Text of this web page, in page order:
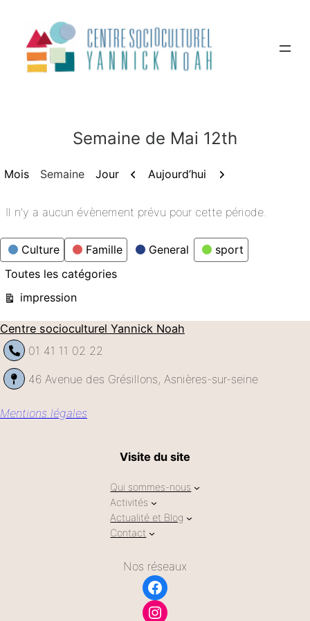
contenu
Semaine de Mai 12th
Mois Semaine Jour Précédent
Aujourd’hui Suivant
Il n’y a aucun évènement prévu pour cette période.
Catégories
Culture Famille General
sport
Toutes les catégories
Vue
impression
Centre socioculturel Yannick Noah
01 41 11 02 22
46 Avenue des Grésillons, Asnières-sur-seine
Mentions légales
Visite du site
Qui sommes-nous
Activités
Actualité et Blog
Contact
Nos réseaux
Facebook
Instagram